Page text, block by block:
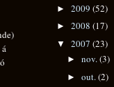
► 2009 (52)
► 2008 (17)
▼ 2007 (23)
►nov.(3)
►out.(2)